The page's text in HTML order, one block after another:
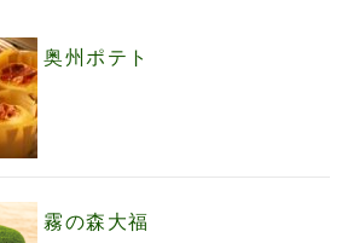
奥州ポテト
霧の森大福